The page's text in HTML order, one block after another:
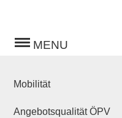
Toggle
Mobilität
Angebotsqualität ÖPV